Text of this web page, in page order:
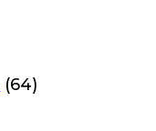
(64)